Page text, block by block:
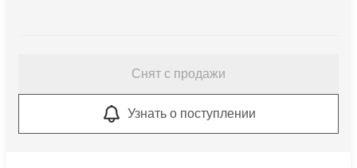
Снят с продажи
Узнать о поступлении